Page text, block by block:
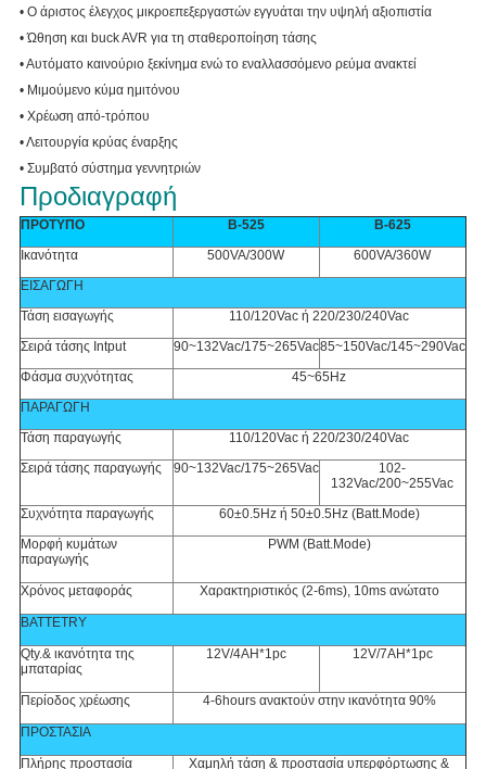
• Ο άριστος έλεγχος μικροεπεξεργαστών εγγυάται την υψηλή αξιοπιστία
• Ώθηση και buck AVR για τη σταθεροποίηση τάσης
• Αυτόματο καινούριο ξεκίνημα ενώ το εναλλασσόμενο ρεύμα ανακτεί
• Μιμούμενο κύμα ημιτόνου
• Χρέωση από-τρόπου
• Λειτουργία κρύας έναρξης
• Συμβατό σύστημα γεννητριών
Προδιαγραφή
ΠΡΟΤΥΠΟ Β-525
Β-625
Ικανότητα
500VA/300W
600VA/360W
ΕΙΣΑΓΩΓΗ
Τάση εισαγωγής
110/120Vac ή 220/230/240Vac
Σειρά τάσης Intput
90~132Vac/175~265Vac85~150Vac/145~290Vac
Φάσμα συχνότητας
45~65Hz
ΠΑΡΑΓΩΓΗ
Τάση παραγωγής
110/120Vac ή 220/230/240Vac
Σειρά τάσης παραγωγής
90~132Vac/175~265Vac
102-
132Vac/200~255Vac
Συχνότητα παραγωγής
60±0.5Hz ή 50±0.5Hz (Batt.Mode)
Μορφή κυμάτων
παραγωγής
PWM (Batt.Mode)
Χρόνος μεταφοράς Χαρακτηριστικός (2-6ms), 10ms ανώτατο
BATTETRY
Qty.& ικανότητα της
μπαταρίας
12V/4AH*1pc 12V/7AH*1pc
Περίοδος χρέωσης 4-6hours ανακτούν στην ικανότητα 90%
ΠΡΟΣΤΑΣΙΑ
Πλήρης προστασία Χαμηλή τάση & προστασία υπερφόρτωσης &